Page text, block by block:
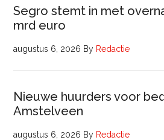
Segro stemt in met
mrd euro
augustus 6, 2026 By Redactie
Nieuwe huurders voor
Amstelveen
augustus 6, 2026 By Redactie